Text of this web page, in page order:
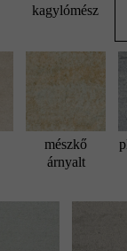
kagylómész
mészkő
árnyalt